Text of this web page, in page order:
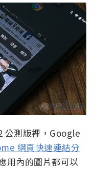
公測版裡，Google
網頁快速連結分
用內的圖片都可以